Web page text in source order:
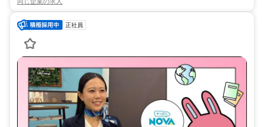
正社員